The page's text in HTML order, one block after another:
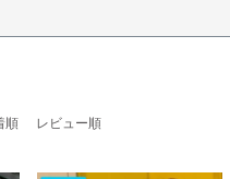
順 レビュー順